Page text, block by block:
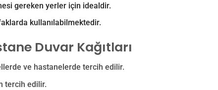
gereken yerler için idealdir.
kullanılabilmektedir.
Duvar Kağıtları
ve hastanelerde tercih edilir.
tercih edilir.